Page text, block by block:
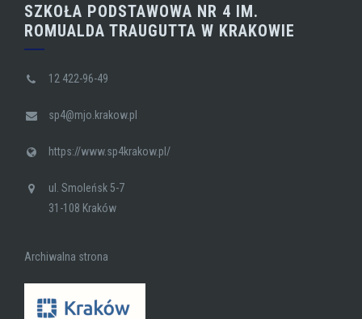
SZKOŁA PODSTAWOWA NR 4 IM.
ROMUALDA TRAUGUTTA W KRAKOWIE
12 422-96-49
sp4@mjo.krakow.pl
https://www.sp4krakow.pl/
ul. Smoleńsk 5-7
31-108 Kraków
Archiwalna strona